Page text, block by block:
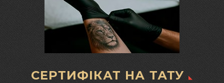
СЕРТИФІКАТ НА ТАТУ